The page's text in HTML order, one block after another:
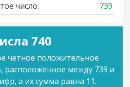
число:
739
740
четное положительное
расположенное между 739 и
а их сумма равна 11.